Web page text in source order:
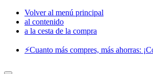
Volver al menú principal
al contenido
a la cesta de la compra
⚡️Cuanto más compres, más ahorras: